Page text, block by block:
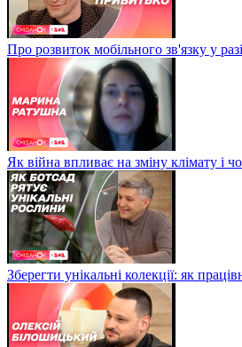
Про розвиток мобільного зв'язку у
Як війна впливає на зміну клімату і
Зберегти унікальні колекції: як